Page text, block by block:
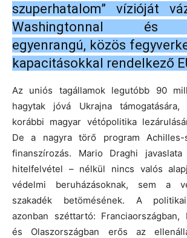
szuperhatalom” vízióját
Washingtonnal és
egyenrangú, közös
kapacitásokkal rendelkező
Az uniós tagállamok legutóbb 90
hagytak jóvá Ukrajna
korábbi magyar vétópolitika
De a nagyra törő program Achilles-
finanszírozás. Mario Draghi
hitelfelvétel – nélkül nincs valós
védelmi beruházásoknak, sem a
szakadék betömésének. A
azonban széttartó: Franciaországban,
és Olaszországban erős az